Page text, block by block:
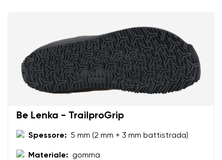
Be Lenka - TrailproGrip
Spessore: 5 mm (2 mm + 3 mm battistrada)
Materiale: gomma